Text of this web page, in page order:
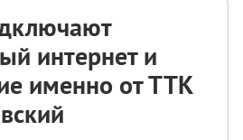
интернет и
именно от ТТК